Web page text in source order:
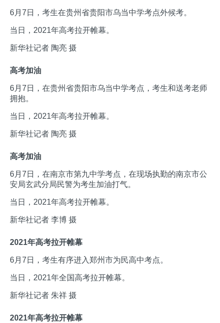
6月7日，考生在贵州省贵阳市乌当中学考点外候考。
当日，2021年高考拉开帷幕。
新华社记者 陶亮 摄
高考加油
6月7日，在贵州省贵阳市乌当中学考点，考生和送考老师
拥抱。
当日，2021年高考拉开帷幕。
新华社记者 陶亮 摄
高考加油
6月7日，在南京市第九中学考点，在现场执勤的南京市公
安局玄武分局民警为考生加油打气。
当日，2021年高考拉开帷幕。
新华社记者 李博 摄
2021年高考拉开帷幕
6月7日，考生有序进入郑州市为民高中考点。
当日，2021年全国高考拉开帷幕。
新华社记者 朱祥 摄
2021年高考拉开帷幕